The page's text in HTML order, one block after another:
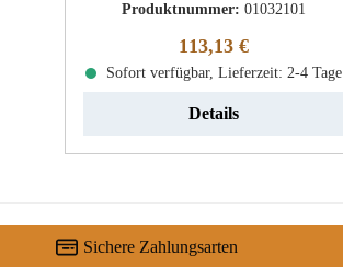
Produktnummer:01032101
Regulärer Preis:
113,13 €
Sofort verfügbar, Lieferzeit: 2-4 Tage
Details
Sichere Zahlungsarten